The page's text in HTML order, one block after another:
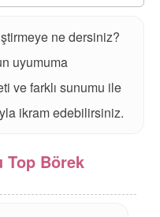
ne dersiniz?
uyumuma
ve farklı sunumu ile
ikram edebilirsiniz.
Top Börek